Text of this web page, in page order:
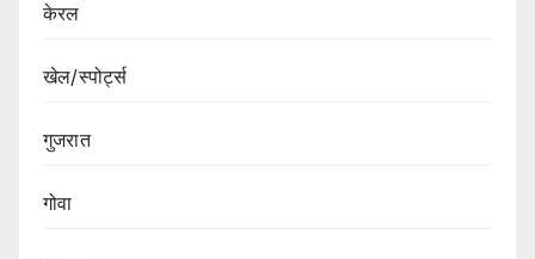
केरल
खेल/स्पोर्ट्स
गुजरात
गोवा